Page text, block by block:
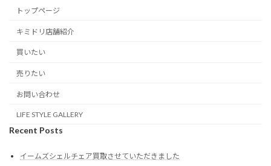
トップページ
キミドリ店舗紹介
買いたい
売りたい
お問い合わせ
LIFE STYLE GALLERY
Recent Posts
イームズシェルチェア買取させていただきました